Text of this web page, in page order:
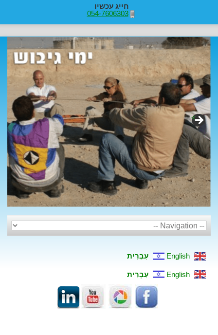
חייג עכשיו
054-7606303
>
English עִבְרִית
English עִבְרִית